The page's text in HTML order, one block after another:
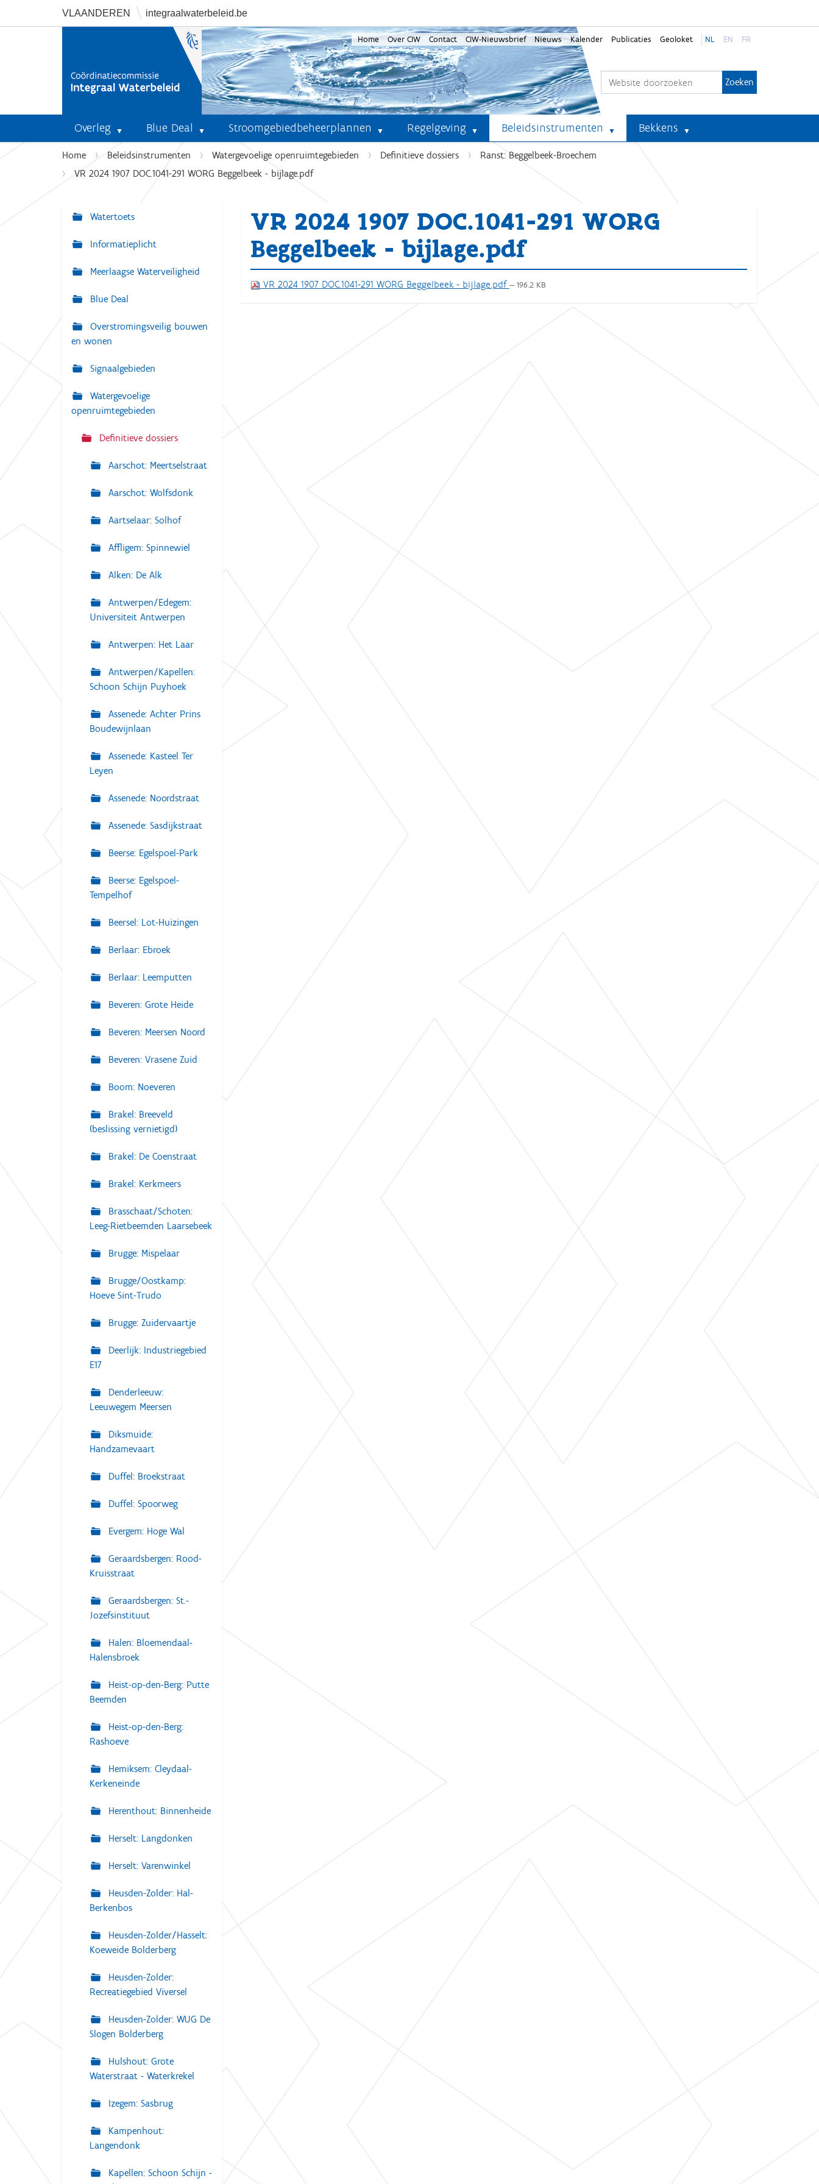
VLAANDEREN integraalwaterbeleid.be
Home Over CIW Contact CIW-Nieuwsbrief Nieuws Kalender Publicaties Geoloket NL EN FR
Overleg Blue Deal Stroomgebiedbeheerplannen Regelgeving Beleidsinstrumenten Bekkens
U
b
e
Home Beleidsinstrumenten Watergevoelige openruimtegebieden Definitieve dossiers
Ranst: Beggelbeek-Broechem
VR 2024 1907 DOC.1041-291 WORG Beggelbeek - bijlage.pdf
VR 2024 1907 DOC.1041-291 WORG
Beggelbeek - bijlage.pdf
VR 2024 1907 DOC.1041-291 WORG Beggelbeek - bijlage.pdf — 196.2 KB
N
a
i
g
t
i
e
Watertoets
Informatieplicht
Meerlaagse Waterveiligheid
Blue Deal
Overstromingsveilig bouwen
en wonen
Signaalgebieden
Watergevoelige
openruimtegebieden
Definitieve dossiers
Aarschot: Meertselstraat
Aarschot: Wolfsdonk
Aartselaar: Solhof
Affligem: Spinnewiel
Alken: De Alk
Antwerpen/Edegem:
Universiteit Antwerpen
Antwerpen: Het Laar
Antwerpen/Kapellen:
Schoon Schijn Puyhoek
Assenede: Achter Prins
Boudewijnlaan
Assenede: Kasteel Ter
Leyen
Assenede: Noordstraat
Assenede: Sasdijkstraat
Beerse: Egelspoel-Park
Beerse: Egelspoel-
Tempelhof
Beersel: Lot-Huizingen
Berlaar: Ebroek
Berlaar: Leemputten
Beveren: Grote Heide
Beveren: Meersen Noord
Beveren: Vrasene Zuid
Boom: Noeveren
Brakel: Breeveld
(beslissing vernietigd)
Brakel: De Coenstraat
Brakel: Kerkmeers
Brasschaat/Schoten:
Leeg-Rietbeemden Laarsebeek
Brugge: Mispelaar
Brugge/Oostkamp:
Hoeve Sint-Trudo
Brugge: Zuidervaartje
Deerlijk: Industriegebied
E17
Denderleeuw:
Leeuwegem Meersen
Diksmuide:
Handzamevaart
Duffel: Broekstraat
Duffel: Spoorweg
Evergem: Hoge Wal
Geraardsbergen: Rood-
Kruisstraat
Geraardsbergen: St.-
Jozefsinstituut
Halen: Bloemendaal-
Halensbroek
Heist-op-den-Berg: Putte
Beemden
Heist-op-den-Berg:
Rashoeve
Hemiksem: Cleydaal-
Kerkeneinde
Herenthout: Binnenheide
Herselt: Langdonken
Herselt: Varenwinkel
Heusden-Zolder: Hal-
Berkenbos
Heusden-Zolder/Hasselt:
Koeweide Bolderberg
Heusden-Zolder:
Recreatiegebied Viversel
Heusden-Zolder: WUG De
Slogen Bolderberg
Hulshout: Grote
Waterstraat - Waterkrekel
Izegem: Sasbrug
Kampenhout:
Langendonk
Kapellen: Schoon Schijn -